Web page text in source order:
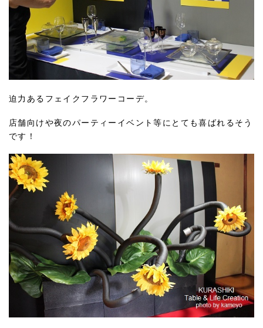
迫力あるフェイクフラワーコーデ。
店舗向けや夜のパーティーイベント等にとても喜ばれるそう
です！